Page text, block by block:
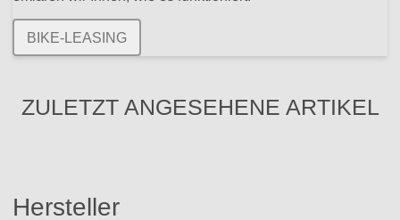
BIKE-LEASING
ZULETZT ANGESEHENE ARTIKEL
Hersteller